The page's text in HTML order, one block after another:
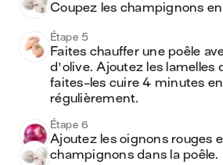
Coupez les champignons
Étape 5
Faites chauffer une poêle
d'olive. Ajoutez les lamelles
faites-les cuire 4 minutes
régulièrement.
Étape 6
Ajoutez les oignons rouges
champignons dans la poêle.